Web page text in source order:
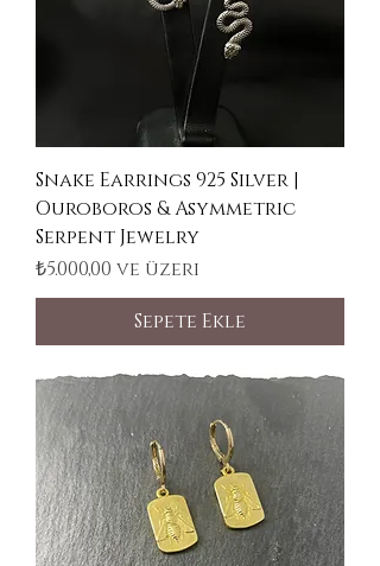
Snake Earrings 925 Silver |
Ouroboros & Asymmetric
Serpent Jewelry
₺5.000,00 ve üzeri
İndirimli Fiyat
Sepete Ekle